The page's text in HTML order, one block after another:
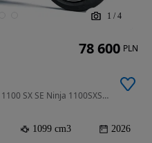
1 / 4
1099 cm3 • 137 KM • Kawasaki Ninja 1100 SX SE Ninja 1100SXSE 2026 KUFRY BOCZNE GRATIS
1099 cm3 2026
78 600 PLN